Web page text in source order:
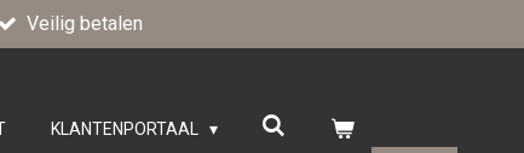
Veilig betalen
KLANTENPORTAAL